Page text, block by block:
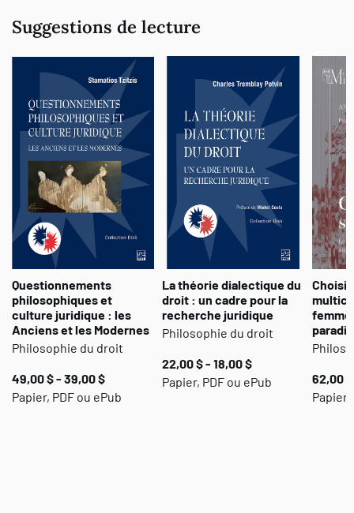
Suggestions de lecture
Questionnements
philosophiques et
culture juridique : les
Anciens et les Modernes
Philosophie du droit
49,00 $ - 39,00 $
Papier, PDF ou ePub
La théorie dialectique du
droit : un cadre pour la
recherche juridique
Philosophie du droit
22,00 $ - 18,00 $
Papier, PDF ou ePub
62,00
Papier,